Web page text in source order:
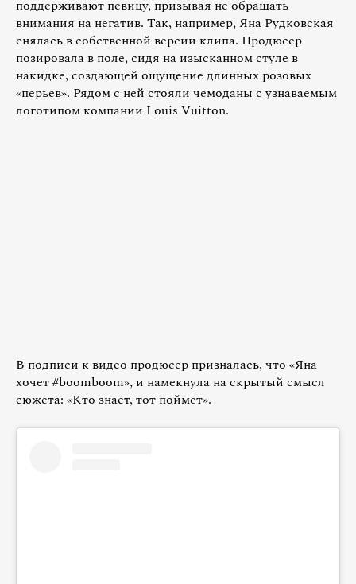
поддерживают певицу, призывая не обращать
внимания на негатив. Так, например, Яна Рудковская
снялась в собственной версии клипа. Продюсер
позировала в поле, сидя на изысканном стуле в
накидке, создающей ощущение длинных розовых
«перьев». Рядом с ней стояли чемоданы с узнаваемым
логотипом компании Louis Vuitton.
В подписи к видео продюсер призналась, что «Яна
хочет #boomboom», и намекнула на скрытый смысл
сюжета: «Кто знает, тот поймет».